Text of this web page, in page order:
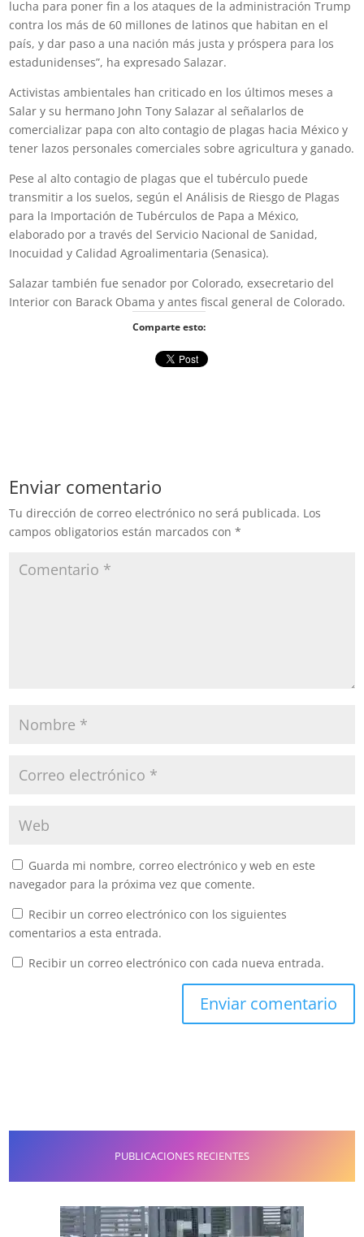
lucha para poner fin a los ataques de la administración Trump
contra los más de 60 millones de latinos que habitan en el
país, y dar paso a una nación más justa y próspera para los
estadunidenses”, ha expresado Salazar.
Activistas ambientales han criticado en los últimos meses a
Salar y su hermano John Tony Salazar al señalarlos de
comercializar papa con alto contagio de plagas hacia México y
tener lazos personales comerciales sobre agricultura y ganado.
Pese al alto contagio de plagas que el tubérculo puede
transmitir a los suelos, según el Análisis de Riesgo de Plagas
para la Importación de Tubérculos de Papa a México,
elaborado por a través del Servicio Nacional de Sanidad,
Inocuidad y Calidad Agroalimentaria (Senasica).
Salazar también fue senador por Colorado, exsecretario del
Interior con Barack Obama y antes fiscal general de Colorado.
Comparte esto:
Enviar comentario
Tu dirección de correo electrónico no será publicada. Los
campos obligatorios están marcados con*
Guarda mi nombre, correo electrónico y web en este
navegador para la próxima vez que comente.
Recibir un correo electrónico con los siguientes
comentarios a esta entrada.
Recibir un correo electrónico con cada nueva entrada.
PUBLICACIONES RECIENTES